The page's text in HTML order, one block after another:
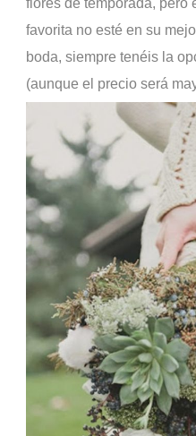
favorita no esté en su
boda, siempre tenéis la
(aunque el precio será